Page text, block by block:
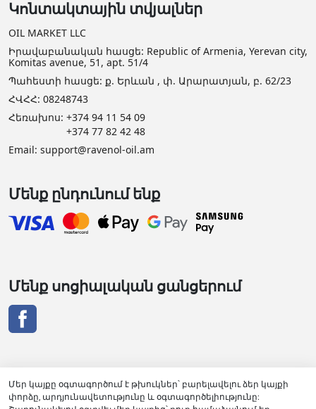
Կոնտակտային տվյալներ
OIL MARKET LLC
Իրավաբանական հասցե: Republic of Armenia, Yerevan city,
Komitas avenue, 51, apt. 51/4
Պահեստի հասցե: ք. Երևան , փ. Արարատյան, բ. 62/23
ՀՎՀՀ: 08248743
Հեռախոս: +374 94 11 54 09
+374 77 82 42 48
Email: support@ravenol-oil.am
Մենք ընդունում ենք
Մենք սոցիալական ցանցերում
RAVENOL դիստրիբյուտորի վկայական
Մեր կայքը օգտագործում է թխուկներ՝ բարելավելու ձեր կայքի
փորձը, արդյունավետությունը և օգտագործելիությունը: